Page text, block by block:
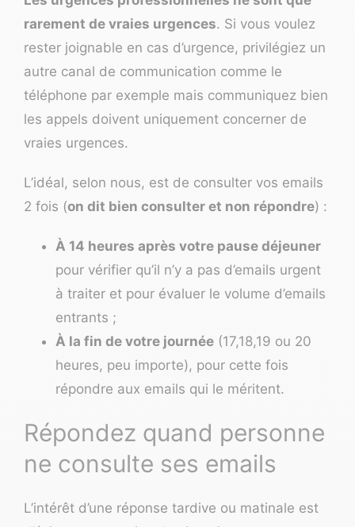
rarement de vraies urgences. Si vous voulez
rester joignable en cas d’urgence, privilégiez un
autre canal de communication comme le
téléphone par exemple mais communiquez bien
les appels doivent uniquement concerner de
vraies urgences.
L’idéal, selon nous, est de consulter vos emails
2 fois (on dit bien consulter et non répondre) :
À 14 heures après votre pause déjeuner
pour vérifier qu’il n’y a pas d’emails urgent
à traiter et pour évaluer le volume d’emails
entrants ;
À la fin de votre journée (17,18,19 ou 20
heures, peu importe), pour cette fois
répondre aux emails qui le méritent.
Répondez quand personne
ne consulte ses emails
L’intérêt d’une réponse tardive ou matinale est